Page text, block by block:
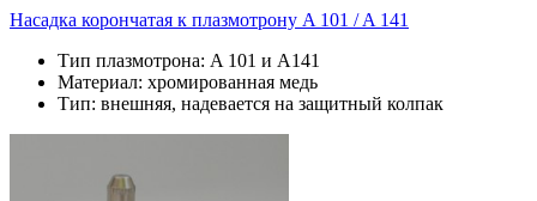
Насадка корончатая к плазмотрону A 101 / A 141
Тип плазмотрона: A 101 и A141
Материал: хромированная медь
Тип: внешняя, надевается на защитный колпак